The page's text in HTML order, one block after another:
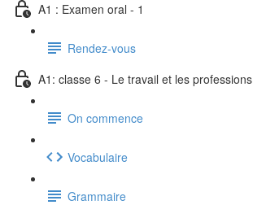
A1 : Examen oral - 1
Rendez-vous
A1: classe 6 - Le travail et les professions
On commence
Vocabulaire
Grammaire